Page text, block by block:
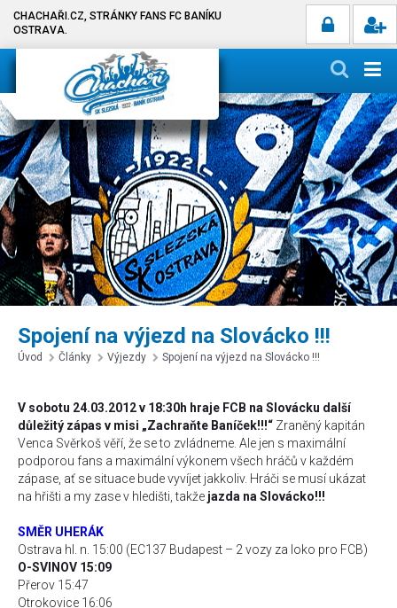
CHACHAŘI.CZ, STRÁNKY FANS FC BANÍKU
OSTRAVA.
Spojení na výjezd na Slovácko !!!
Úvod Články Výjezdy Spojení na výjezd na Slovácko !!!
V sobotu 24.03.2012 v 18:30h hraje FCB na Slovácku další
důležitý zápas v misi „Zachraňte Baníček!!!“ Zraněný kapitán
Venca Svěrkoš věří, že se to zvládneme. Ale jen s maximální
podporou fans a maximální výkonem všech hráčů v každém
zápase, ať se situace bude vyvíjet jakkoliv. Hráči se musí ukázat
na hřišti a my zase v hledišti, takže jazda na Slovácko!!!
SMĚR UHERÁK
Ostrava hl. n. 15:00 (EC137 Budapest – 2 vozy za loko pro FCB)
O-SVINOV 15:09
Přerov 15:47
Otrokovice 16:06